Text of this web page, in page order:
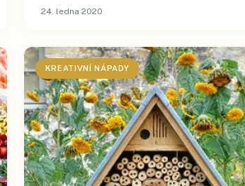
24. ledna 2020
KREATIVNÍ NÁPADY